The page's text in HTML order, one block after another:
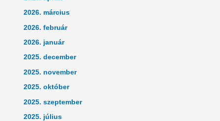
2026. március
2026. február
2026. január
2025. december
2025. november
2025. október
2025. szeptember
2025. július